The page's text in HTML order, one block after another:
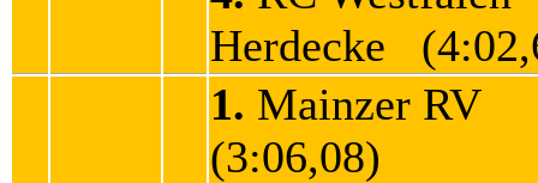
Herdecke
1. Mainzer RV
(3:06,08)